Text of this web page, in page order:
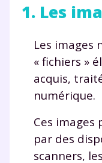
1. Les
Les images
« fichiers »
acquis,
numérique.
Ces images
par des
scanners,